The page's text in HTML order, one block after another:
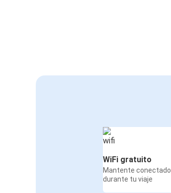
WiFi gratuito
Mantente conectado
durante tu viaje